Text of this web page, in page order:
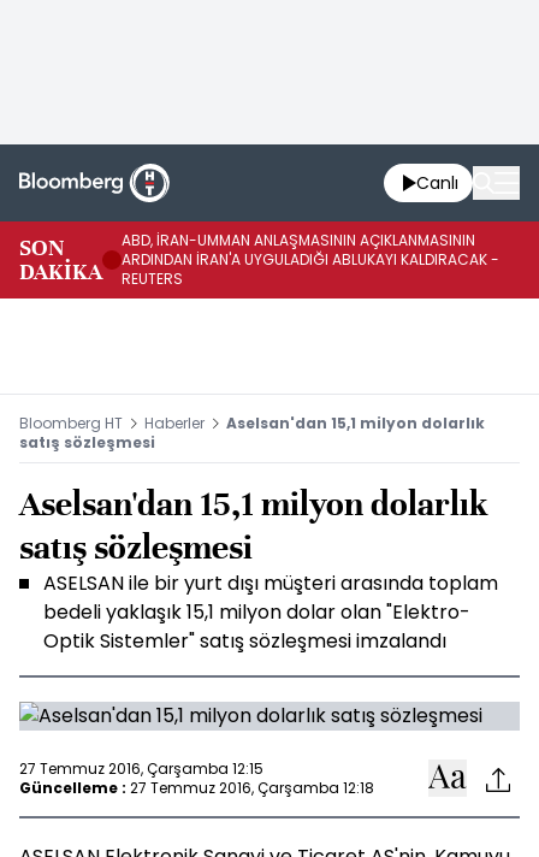
Canlı
SON
DAKİKA
ABD, İRAN-UMMAN ANLAŞMASININ AÇIKLANMASININ
ARDINDAN İRAN'A UYGULADIĞI ABLUKAYI KALDIRACAK -
REUTERS
Bloomberg HT Haberler
Aselsan'dan 15,1 milyon dolarlık
satış sözleşmesi
Aselsan'dan 15,1 milyon dolarlık
satış sözleşmesi
ASELSAN ile bir yurt dışı müşteri arasında toplam
bedeli yaklaşık 15,1 milyon dolar olan "Elektro-
Optik Sistemler" satış sözleşmesi imzalandı
27 Temmuz 2016, Çarşamba 12:15
Güncelleme : 27 Temmuz 2016, Çarşamba 12:18